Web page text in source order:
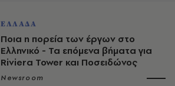
ΕΛΛΑΔΑ
Ποια η πορεία των έργων στο
Ελληνικό - Τα επόμενα βήματα για
Riviera Tower και Ποσειδώνος
Newsroom